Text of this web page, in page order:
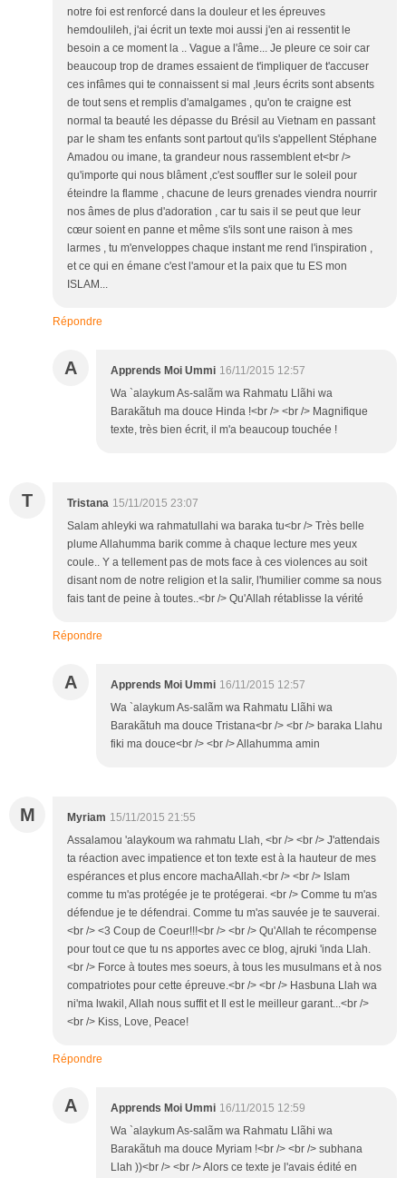
notre foi est renforcé dans la douleur et les épreuves
hemdoulileh, j'ai écrit un texte moi aussi j'en ai ressentit le
besoin a ce moment la .. Vague a l'âme... Je pleure ce soir car
beaucoup trop de drames essaient de t'impliquer de t'accuser
ces infâmes qui te connaissent si mal ,leurs écrits sont absents
de tout sens et remplis d'amalgames , qu'on te craigne est
normal ta beauté les dépasse du Brésil au Vietnam en passant
par le sham tes enfants sont partout qu'ils s'appellent Stéphane
Amadou ou imane, ta grandeur nous rassemblent et<br />
qu'importe qui nous blâment ,c'est souffler sur le soleil pour
éteindre la flamme , chacune de leurs grenades viendra nourrir
nos âmes de plus d'adoration , car tu sais il se peut que leur
cœur soient en panne et même s'ils sont une raison à mes
larmes , tu m'enveloppes chaque instant me rend l'inspiration ,
et ce qui en émane c'est l'amour et la paix que tu ES mon
ISLAM...
Répondre
A Apprends Moi Ummi 16/11/2015 12:57
Wa `alaykum As-salãm wa Rahmatu Llãhi wa
Barakãtuh ma douce Hinda !<br /> <br /> Magnifique
texte, très bien écrit, il m'a beaucoup touchée !
T Tristana 15/11/2015 23:07
Salam ahleyki wa rahmatullahi wa baraka tu<br /> Très belle
plume Allahumma barik comme à chaque lecture mes yeux
coule.. Y a tellement pas de mots face à ces violences au soit
disant nom de notre religion et la salir, l'humilier comme sa nous
fais tant de peine à toutes..<br /> Qu'Allah rétablisse la vérité
Répondre
A Apprends Moi Ummi 16/11/2015 12:57
Wa `alaykum As-salãm wa Rahmatu Llãhi wa
Barakãtuh ma douce Tristana<br /> <br /> baraka Llahu
fiki ma douce<br /> <br /> Allahumma amin
M Myriam 15/11/2015 21:55
Assalamou 'alaykoum wa rahmatu Llah, <br /> <br /> J'attendais
ta réaction avec impatience et ton texte est à la hauteur de mes
espérances et plus encore machaAllah.<br /> <br /> Islam
comme tu m'as protégée je te protégerai. <br /> Comme tu m'as
défendue je te défendrai. Comme tu m'as sauvée je te sauverai.
<br /> <3 Coup de Coeur!!!<br /> <br /> Qu'Allah te récompense
pour tout ce que tu ns apportes avec ce blog, ajruki 'inda Llah.
<br /> Force à toutes mes soeurs, à tous les musulmans et à nos
compatriotes pour cette épreuve.<br /> <br /> Hasbuna Llah wa
ni'ma lwakil, Allah nous suffit et Il est le meilleur garant...<br />
<br /> Kiss, Love, Peace!
Répondre
A Apprends Moi Ummi 16/11/2015 12:59
Wa `alaykum As-salãm wa Rahmatu Llãhi wa
Barakãtuh ma douce Myriam !<br /> <br /> subhana
Llah ))<br /> <br /> Alors ce texte je l'avais édité en